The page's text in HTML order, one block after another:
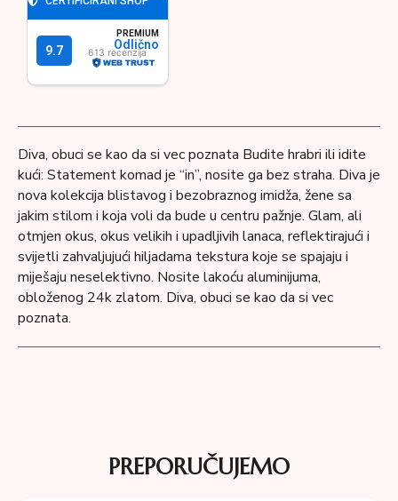
Diva, obuci se kao da si vec poznata Budite hrabri ili idite
kući: Statement komad je “in”, nosite ga bez straha. Diva je
nova kolekcija blistavog i bezobraznog imidža, žene sa
jakim stilom i koja voli da bude u centru pažnje. Glam, ali
otmjen okus, okus velikih i upadljivih lanaca, reflektirajući i
svijetli zahvaljujući hiljadama tekstura koje se spajaju i
miješaju neselektivno. Nosite lakoću aluminijuma,
obloženog 24k zlatom. Diva, obuci se kao da si vec
poznata.
PREPORUČUJEMO